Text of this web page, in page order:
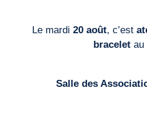
Le mardi 20 août, c’est
braceletau
Salle des